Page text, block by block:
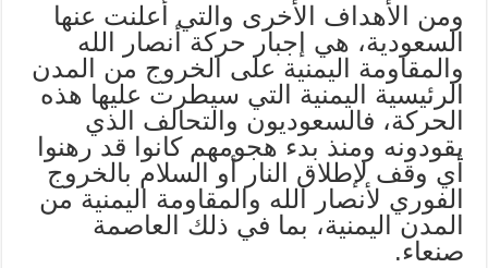
ومن الأهداف الأخرى والتي أعلنت عنها
السعودية، هي إجبار حركة أنصار الله
والمقاومة اليمنية على الخروج من المدن
الرئيسية اليمنية التي سيطرت عليها هذه
الحركة، فالسعوديون والتحالف الذي
يقودونه ومنذ بدء هجومهم كانوا قد رهنوا
أي وقف لإطلاق النار أو السلام بالخروج
الفوري لأنصار الله والمقاومة اليمنية من
المدن اليمنية، بما في ذلك العاصمة
صنعاء.